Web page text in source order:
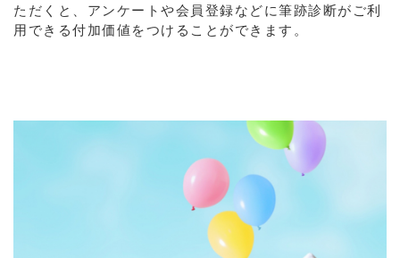
ただくと、アンケートや会員登録などに筆跡診断がご利
用できる付加価値をつけることができます。